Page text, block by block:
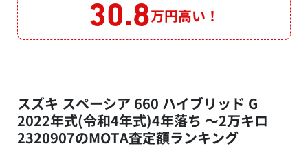
30.8万円高い！
スズキ スペーシア 660 ハイブリッド G
2022年式(令和4年式)4年落ち ～2万キロ
2320907のMOTA査定額ランキング